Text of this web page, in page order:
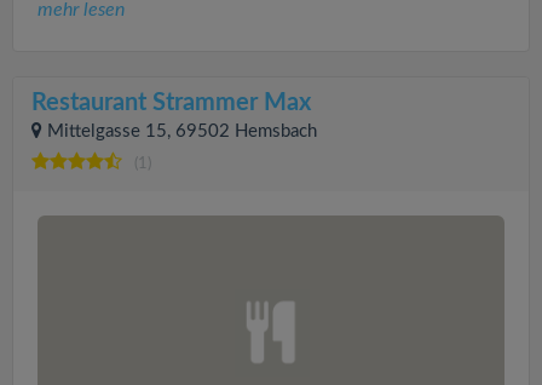
mehr lesen
Restaurant Strammer Max
Mittelgasse 15, 69502 Hemsbach
(1)